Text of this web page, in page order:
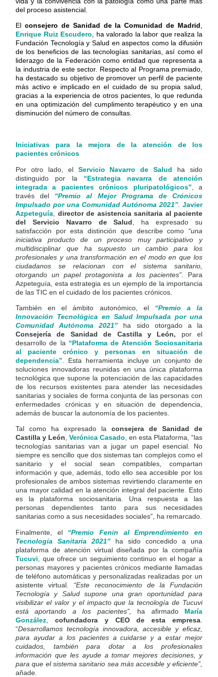
del proceso asistencial.
El consejero de Sanidad de la Comunidad de Madrid,
Enrique Ruiz Escudero, ha valorado la labor que realiza la
Fundación Tecnología y Salud en aspectos como la difusión
de los beneficios de las tecnologías sanitarias, así como el
liderazgo de la Federación como entidad que representa a
la industria de este sector. Respecto al Programa premiado,
ha destacado su objetivo de promover un perfil de paciente
más activo e implicado en el cuidado de su propia salud,
gracias a la experiencia de otros pacientes, lo que redunda
en una optimización del cumplimento terapéutico y en una
disminución del número de consultas.
Iniciativas para la mejora de la atención de los
pacientes crónicos
Por otro lado, el Servicio Navarro de Salud ha sido
distinguido por la “Estrategia navarra de atención
integrada a pacientes crónicos pluripatológicos” , a
través del
“Premio al
Mejor Programa de Crónicos
Impulsado por una Comunidad Autónoma 2021” Javier
Azpeteguía
director de asistencia sanitaria al paciente
del Servicio Navarro de Salud , ha expresado su
satisfacción por esta distinción que describe como “una
iniciativa producto de un proceso muy participativo y
multidisciplinar que ha supuesto un cambio para los
profesionales y una transformación en el modo en que los
ciudadanos se relacionan con el sistema sanitario,
otorgando un papel protagonista a los pacientes” . Para
Azpeteguía, esta estrategia es un ejemplo de la importancia
de las TIC en el cuidado de los pacientes crónicos.
También en el ámbito autonómico, el “Premio a la
Innovación Tecnológica en Salud Impulsada por una
Comunidad Autónoma 2021” ha sido otorgado a la
Consejería de Sanidad de Castilla y León, por el
desarrollo de la “Plataforma de Atención Sociosanitaria
al paciente crónico y personas en situación de
dependencia” . Esta herramienta incluye un conjunto de
soluciones innovadoras reunidas en una única plataforma
tecnológica que supone la potenciación de las capacidades
de los recursos existentes para atender las necesidades
sanitarias y sociales de forma conjunta de las personas con
enfermedades crónicas y en situación de dependencia,
además de buscar la autonomía de los pacientes.
Tal como ha expresado la consejera de Sanidad de
Castilla y León, Verónica Casado, en esta Plataforma, “las
tecnologías sanitarias van a jugar un papel esencial. No
siempre es sencillo que dos sistemas tan complejos como el
sanitario y el social sean compatibles, compartan
información y que, además, todo ello sea accesible por los
profesionales de ambos sistemas revirtiendo claramente en
una mayor calidad en la atención integral del paciente. Esto
es la plataforma sociosanitaria. Una respuesta a las
personas dependientes tanto para sus necesidades
sanitarias como a sus necesidades sociales”, ha remarcado.
Finalmente, el “Premio Fenin al Emprendimiento en
Tecnología Sanitaria 2021” ha sido concedido a una
plataforma de atención virtual diseñada por la compañía
Tucuvi , que ofrece un seguimiento continuo en el hogar a
personas mayores y pacientes crónicos mediante llamadas
de teléfono automáticas y personalizadas realizadas por un
asistente virtual. “Este reconocimiento de la Fundación
Tecnología y Salud supone una gran oportunidad para
visibilizar el valor y el impacto que la tecnología de Tucuvi
está aportando a los pacientes”,
ha afirmado María
González
cofundadora y CEO de esta empresa
“Desarrollamos tecnología innovadora, accesible y eficaz,
para ayudar a los pacientes a cuidarse y a estar mejor
cuidados, también para dotar a los profesionales
información que les ayude a tomar mejores decisiones, y
para que el sistema sanitario sea más accesible y eficiente”,
añade.